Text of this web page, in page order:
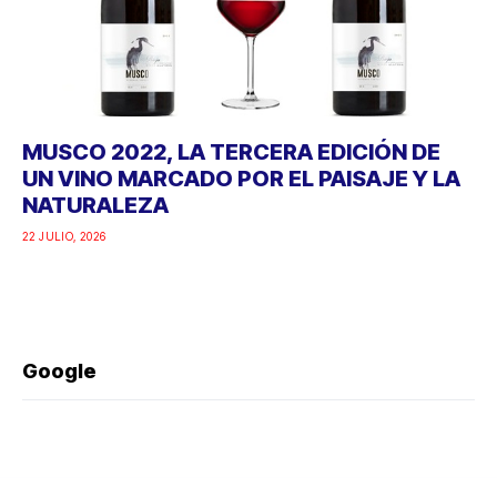
MUSCO 2022, LA TERCERA EDICIÓN DE
UN VINO MARCADO POR EL PAISAJE Y LA
NATURALEZA
22 JULIO, 2026
Google